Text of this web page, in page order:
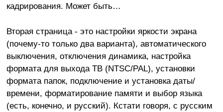
кадрирования. Может быть…
Вторая страница - это настройки яркости экрана
(почему-то только два варианта), автоматического
выключения, отключения динамика, настройка
формата для выхода ТВ (NTSC/PAL), установки
формата папок, подключение и установка даты/
времени, форматирование памяти и выбор языка
(есть, конечно, и русский). Кстати говоря, с русским